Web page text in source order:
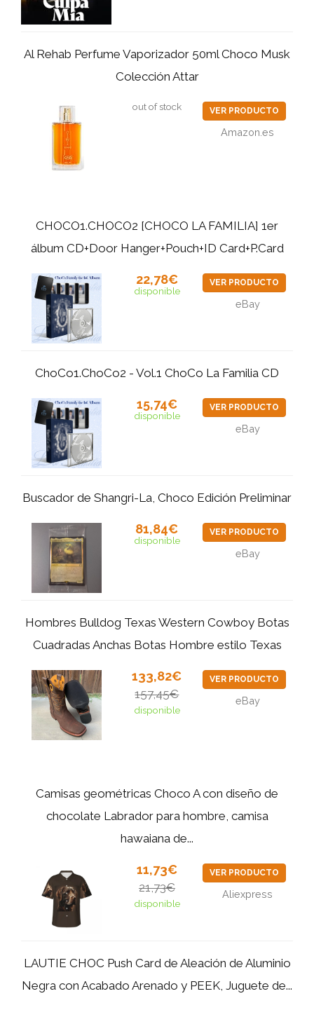
Al Rehab Perfume Vaporizador 50ml Choco Musk
Colección Attar
out of stock VER PRODUCTO
Amazon.es
CHOCO1.CHOCO2 [CHOCO LA FAMILIA] 1er
álbum CD+Door Hanger+Pouch+ID Card+P.Card
22,78€
disponible
VER PRODUCTO
eBay
ChoCo1.ChoCo2 - Vol.1 ChoCo La Familia CD
15,74€
disponible
VER PRODUCTO
eBay
Buscador de Shangri-La, Choco Edición Preliminar
81,84€
disponible
VER PRODUCTO
eBay
Hombres Bulldog Texas Western Cowboy Botas
Cuadradas Anchas Botas Hombre estilo Texas
133,82€
157,45€
disponible
VER PRODUCTO
eBay
Camisas geométricas Choco A con diseño de
chocolate Labrador para hombre, camisa
hawaiana de...
11,73€
21,73€
disponible
VER PRODUCTO
Aliexpress
LAUTIE CHOC Push Card de Aleación de Aluminio
Negra con Acabado Arenado y PEEK, Juguete de...